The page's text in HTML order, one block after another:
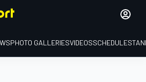
PHOTO GALLERIESVIDEOSSCHEDULE